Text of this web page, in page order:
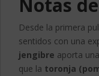
Notas
Desde la primera
sentidos con una
jengibre aporta
que la toronja